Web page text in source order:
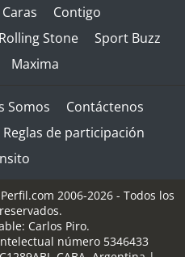
Caras
Contigo
Rolling Stone
Sport Buzz
Maxima
Somos
Contáctenos
Reglas de participación
2006-2026 - Todos los
Carlos Piro.
número 5346433